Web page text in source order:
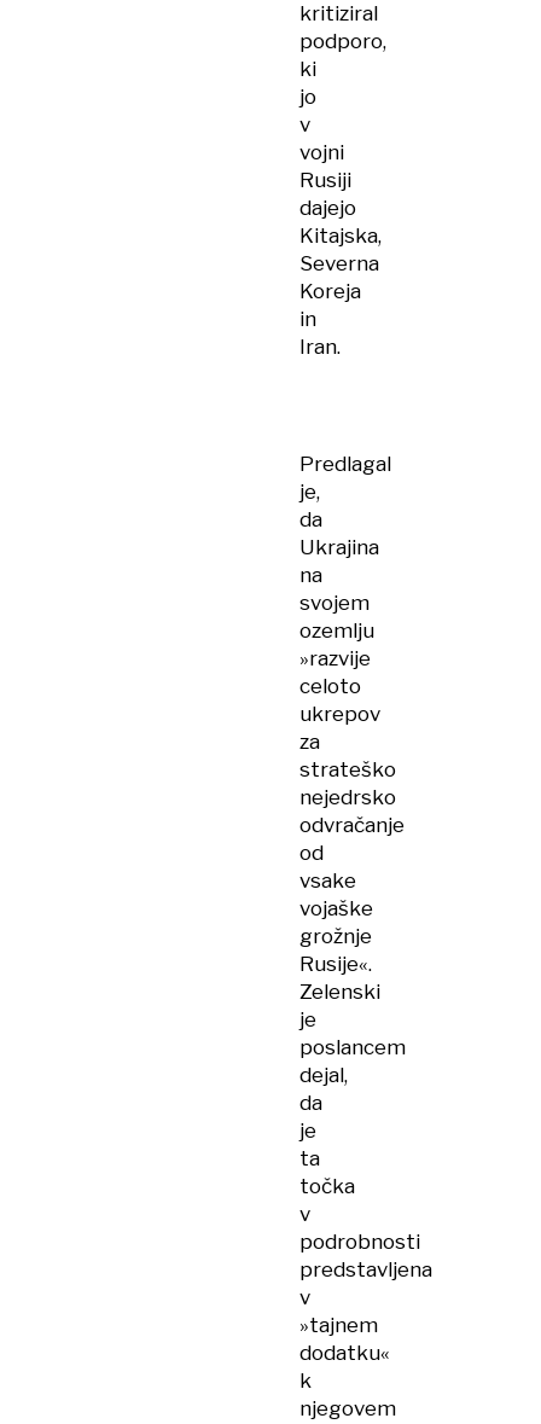
kritiziral
podporo,
ki
jo
v
vojni
Rusiji
dajejo
Kitajska,
Severna
Koreja
in
Iran.
Predlagal
je,
da
Ukrajina
na
svojem
ozemlju
»razvije
celoto
ukrepov
za
strateško
nejedrsko
odvračanje
od
vsake
vojaške
grožnje
Rusije«.
Zelenski
je
poslancem
dejal,
da
je
ta
točka
v
podrobnosti
predstavljena
v
»tajnem
dodatku«
k
njegovem